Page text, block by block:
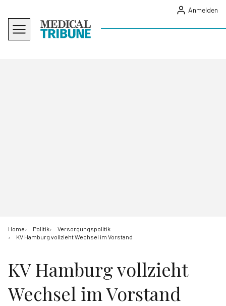
Anmelden
Home Politik
Versorgungspolitik
KV Hamburg vollzieht Wechsel im Vorstand
KV Hamburg vollzieht
Wechsel im Vorstand